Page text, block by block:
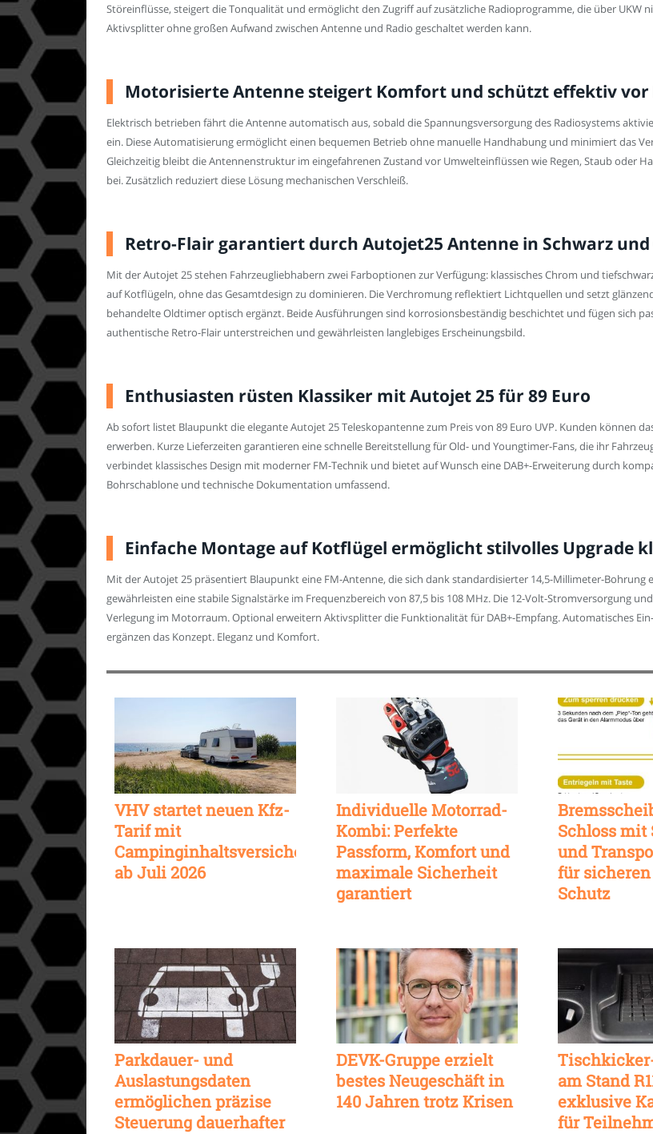
Störeinflüsse, steigert die Tonqualität und ermöglicht den Zugriff auf zusätzliche Radioprogramme, die über UKW
Aktivsplitter ohne großen Aufwand zwischen Antenne und Radio geschaltet werden kann.
Motorisierte Antenne steigert Komfort und schützt effektiv vor
Elektrisch betrieben fährt die Antenne automatisch aus, sobald die Spannungsversorgung des Radiosystems
ein. Diese Automatisierung ermöglicht einen bequemen Betrieb ohne manuelle Handhabung und minimiert das
Gleichzeitig bleibt die Antennenstruktur im eingefahrenen Zustand vor Umwelteinflüssen wie Regen, Staub oder
bei. Zusätzlich reduziert diese Lösung mechanischen Verschleiß.
Retro-Flair garantiert durch Autojet25 Antenne in Schwarz und
Mit der Autojet 25 stehen Fahrzeugliebhabern zwei Farboptionen zur Verfügung: klassisches Chrom und
auf Kotflügeln, ohne das Gesamtdesign zu dominieren. Die Verchromung reflektiert Lichtquellen und setzt
behandelte Oldtimer optisch ergänzt. Beide Ausführungen sind korrosionsbeständig beschichtet und fügen sich
authentische Retro-Flair unterstreichen und gewährleisten langlebiges Erscheinungsbild.
Enthusiasten rüsten Klassiker mit Autojet 25 für 89 Euro
Ab sofort listet Blaupunkt die elegante Autojet 25 Teleskopantenne zum Preis von 89 Euro UVP. Kunden können
erwerben. Kurze Lieferzeiten garantieren eine schnelle Bereitstellung für Old- und Youngtimer-Fans, die ihr
verbindet klassisches Design mit moderner FM-Technik und bietet auf Wunsch eine DAB+-Erweiterung durch
Bohrschablone und technische Dokumentation umfassend.
Einfache Montage auf Kotflügel ermöglicht stilvolles Upgrade
Mit der Autojet 25 präsentiert Blaupunkt eine FM-Antenne, die sich dank standardisierter 14,5-Millimeter-
gewährleisten eine stabile Signalstärke im Frequenzbereich von 87,5 bis 108 MHz. Die 12-Volt-Stromversorgung
Verlegung im Motorraum. Optional erweitern Aktivsplitter die Funktionalität für DAB+-Empfang. Automatisches
ergänzen das Konzept. Eleganz und Komfort.
VHV startet neuen Kfz-
Tarif mit
Campinginhaltsversicherung
ab Juli 2026
Individuelle Motorrad-
Kombi: Perfekte
Passform, Komfort und
maximale Sicherheit
garantiert
Schloss mit
und
für
Schutz
Parkdauer- und
Auslastungsdaten
ermöglichen präzise
Steuerung dauerhafter
DEVK-Gruppe erzielt
bestes Neugeschäft in
140 Jahren trotz Krisen
am Stand
exklusive
für